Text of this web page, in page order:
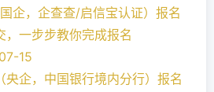
企，企查查/启信宝认证）报名
，一步步教你完成报名
15
央企，中国银行境内分行）报名